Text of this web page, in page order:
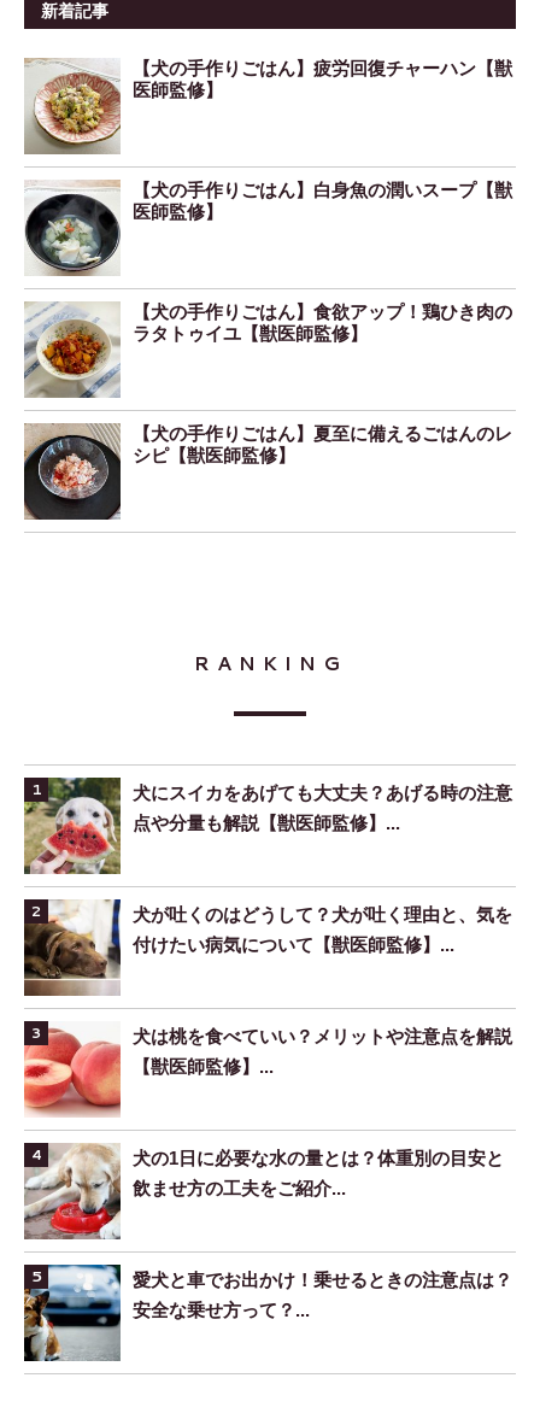
新着記事
【犬の手作りごはん】疲労回復チャーハン【獣
医師監修】
【犬の手作りごはん】白身魚の潤いスープ【獣
医師監修】
【犬の手作りごはん】食欲アップ！鶏ひき肉の
ラタトゥイユ【獣医師監修】
【犬の手作りごはん】夏至に備えるごはんのレ
シピ【獣医師監修】
RANKING
犬にスイカをあげても大丈夫？あげる時の注意
点や分量も解説【獣医師監修】...
犬が吐くのはどうして？犬が吐く理由と、気を
付けたい病気について【獣医師監修】...
犬は桃を食べていい？メリットや注意点を解説
【獣医師監修】...
犬の1日に必要な水の量とは？体重別の目安と
飲ませ方の工夫をご紹介...
愛犬と車でお出かけ！乗せるときの注意点は？
安全な乗せ方って？...